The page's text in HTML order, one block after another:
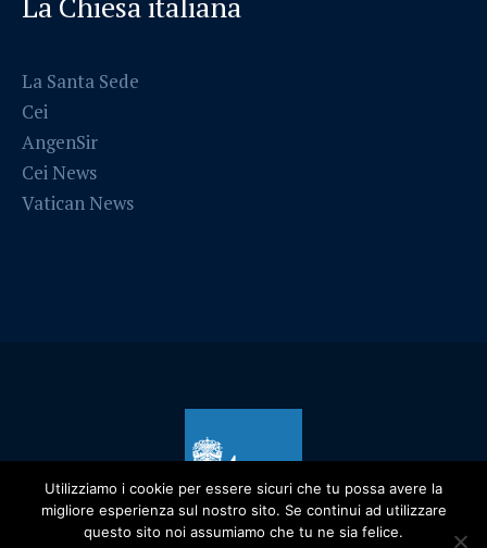
La Santa Sede
Cei
AngenSir
Cei News
Vatican News
Utilizziamo i cookie per essere sicuri che tu possa avere la
migliore esperienza sul nostro sito. Se continui ad utilizzare
questo sito noi assumiamo che tu ne sia felice.